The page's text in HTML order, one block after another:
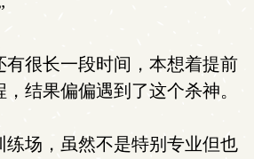
很长一段时间，本想着提前
结果偏偏遇到了这个杀神。
场，虽然不是特别专业但也